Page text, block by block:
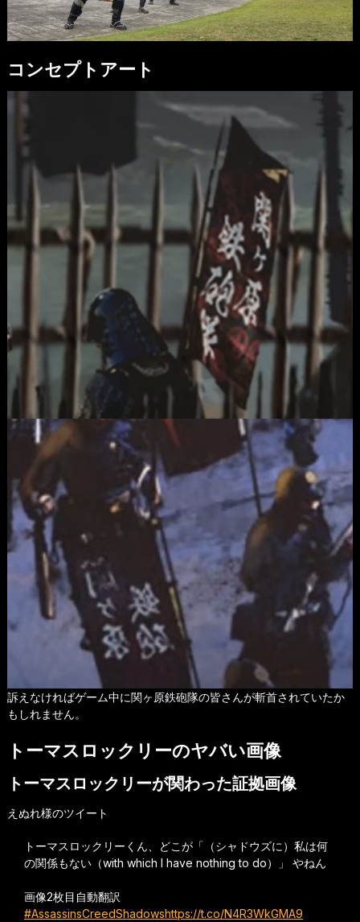
コンセプトアート
訴えなければゲーム中に関ヶ原鉄砲隊の皆さんが斬首されていたか
もしれません。
トーマスロックリーのヤバい画像
トーマスロックリーが関わった証拠画像
えぬれ様のツイート
トーマスロックリーくん、どこが「（シャドウズに）私は何
の関係もない（with which I have nothing to do）」 やねん
画像2枚目自動翻訳
#AssassinsCreedShadowshttps://t.co/N4R3WkGMA9